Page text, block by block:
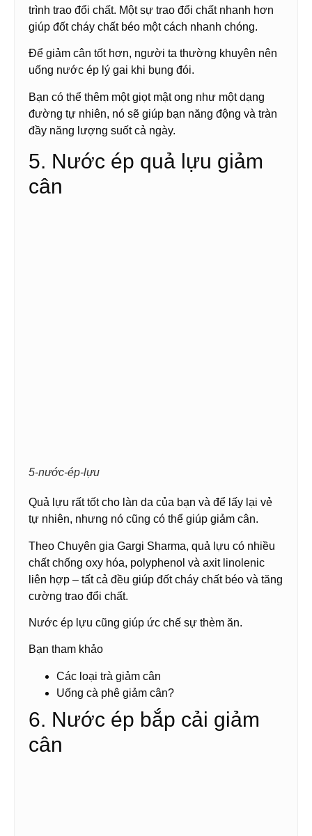
trình trao đổi chất. Một sự trao đổi chất nhanh hơn
giúp đốt cháy chất béo một cách nhanh chóng.
Để giảm cân tốt hơn, người ta thường khuyên nên
uống nước ép lý gai khi bụng đói.
Bạn có thể thêm một giọt mật ong như một dạng
đường tự nhiên, nó sẽ giúp bạn năng động và tràn
đầy năng lượng suốt cả ngày.
5. Nước ép quả lựu giảm
cân
5-nước-ép-lựu
Quả lựu rất tốt cho làn da của bạn và để lấy lại vẻ
tự nhiên, nhưng nó cũng có thể giúp giảm cân.
Theo Chuyên gia Gargi Sharma, quả lựu có nhiều
chất chống oxy hóa, polyphenol và axit linolenic
liên hợp – tất cả đều giúp đốt cháy chất béo và tăng
cường trao đổi chất.
Nước ép lựu cũng giúp ức chế sự thèm ăn.
Bạn tham khảo
Các loại trà giảm cân
Uống cà phê giảm cân?
6. Nước ép bắp cải giảm
cân